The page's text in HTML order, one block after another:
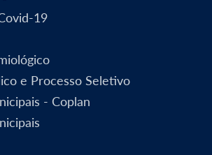
19
e Processo Seletivo
- Coplan